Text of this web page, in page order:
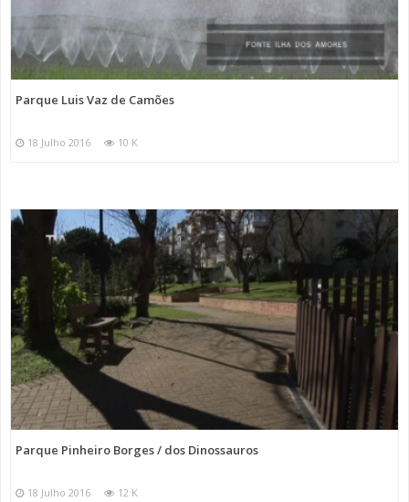
Parque Luis Vaz de Camões
18 Julho 2016 10 K
Parque Pinheiro Borges / dos Dinossauros
18 Julho 2016 12 K